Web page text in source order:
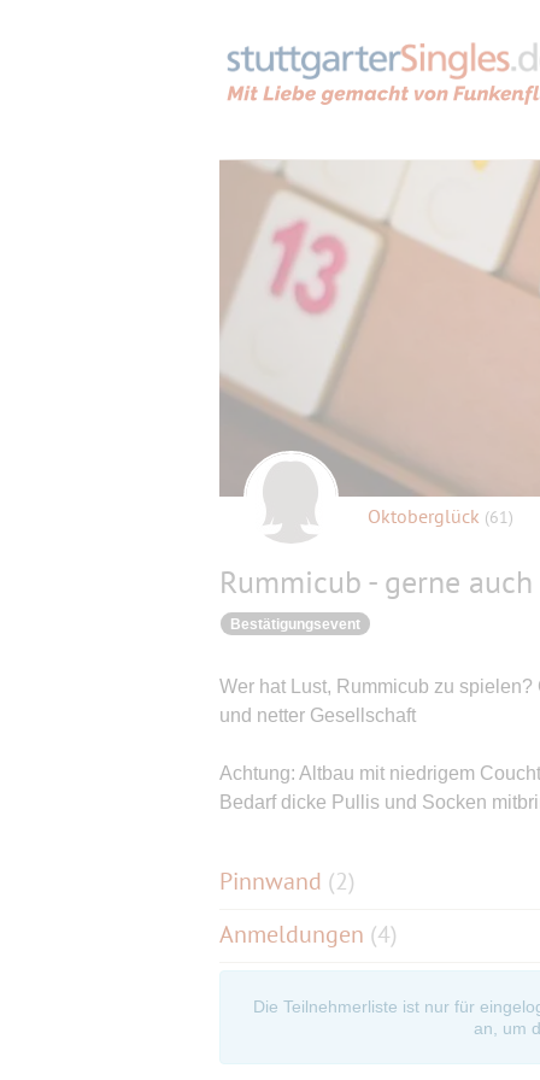
Oktoberglück (61)
Rummicub - gerne
Bestätigungsevent
Wer hat Lust, Rummicub zu
und netter Gesellschaft
Achtung: Altbau mit niedrigem
Bedarf dicke Pullis und Socken
Pinnwand (2)
Anmeldungen (4)
Die Teilnehmerliste ist nur für
an, um